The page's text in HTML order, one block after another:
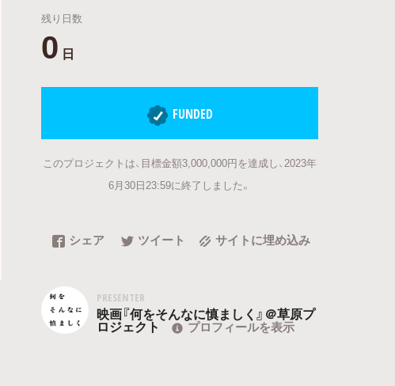
残り日数
0 日
FUNDED
このプロジェクトは、目標金額3,000,000円を達成し、2023年
6月30日23:59に終了しました。
シェア ツイート サイトに埋め込み
PRESENTER
映画『何をそんなに慎ましく』＠草原プ
ロジェクト プロフィールを表示